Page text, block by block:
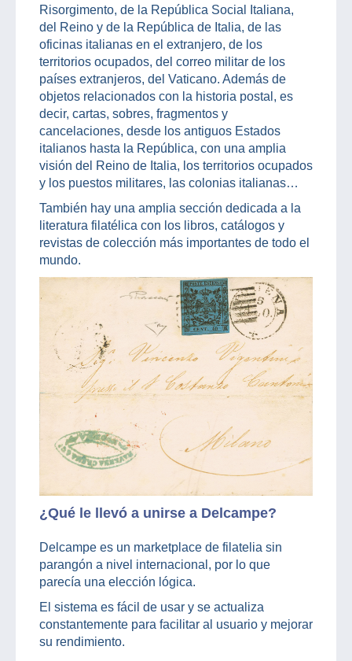
Risorgimento, de la República Social Italiana,
del Reino y de la República de Italia, de las
oficinas italianas en el extranjero, de los
territorios ocupados, del correo militar de los
países extranjeros, del Vaticano. Además de
objetos relacionados con la historia postal, es
decir, cartas, sobres, fragmentos y
cancelaciones, desde los antiguos Estados
italianos hasta la República, con una amplia
visión del Reino de Italia, los territorios ocupados
y los puestos militares, las colonias italianas…
También hay una amplia sección dedicada a la
literatura filatélica con los libros, catálogos y
revistas de colección más importantes de todo el
mundo.
¿Qué le llevó a unirse a Delcampe?
Delcampe es un marketplace de filatelia sin
parangón a nivel internacional, por lo que
parecía una elección lógica.
El sistema es fácil de usar y se actualiza
constantemente para facilitar al usuario y mejorar
su rendimiento.